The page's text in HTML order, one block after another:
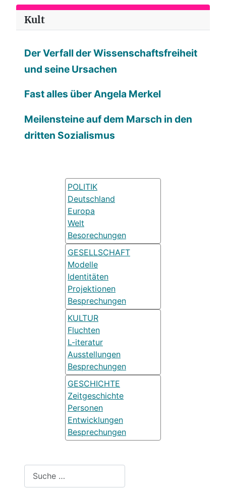
Kult
Der Verfall der Wissenschaftsfreiheit
und seine Ursachen
Fast alles über Angela Merkel
Meilensteine auf dem Marsch in den
dritten Sozialismus
POLITIK
Deutschland
Europa
Welt
Besorechungen
GESELLSCHAFT
Modelle
Identitäten
Projektionen
Besprechungen
KULTUR
Fluchten
L-iteratur
Ausstellungen
Besprechungen
GESCHICHTE
Zeitgeschichte
Personen
Entwicklungen
Besprechungen